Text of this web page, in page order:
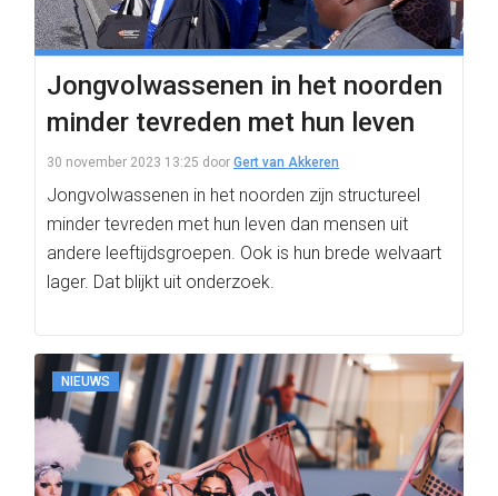
Jongvolwassenen in het noorden
minder tevreden met hun leven
30 november 2023 13:25 door Gert van Akkeren
Jongvolwassenen in het noorden zijn structureel
minder tevreden met hun leven dan mensen uit
andere leeftijdsgroepen. Ook is hun brede welvaart
lager. Dat blijkt uit onderzoek.
NIEUWS